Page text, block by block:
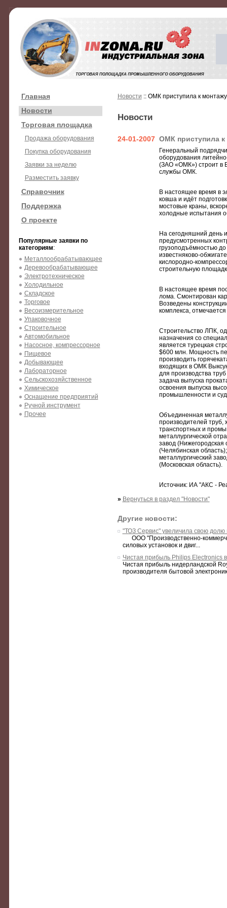
Главная
Новости
Торговая площадка
Продажа оборудования
Покупка оборудования
Заявки за неделю
Разместить заявку
Справочник
Поддержка
О проекте
Популярные заявки по
категориям:
Металлообрабатывающее
Деревообрабатывающее
Электротехническое
Холодильное
Складское
Торговое
Весоизмерительное
Упаковочное
Строительное
Автомобильное
Насосное, компрессорное
Пищевое
Добывающее
Лабораторное
Сельскохозяйственное
Химическое
Оснащение предприятий
Ручной инструмент
Прочее
Новости :: ОМК приступила к
Новости
24-01-2007 ОМК приступила
Генеральный
оборудования
(ЗАО «ОМК») строит в
службы ОМК.
В настоящее время в
ковша и идёт
мостовые краны,
холодные испытания
На сегодняшний день
предусмотренных
грузоподъёмностью
известняково-
кислородно-
строительную
В настоящее время
лома. Смонтирован
Возведены
комплекса,
Строительство ЛПК,
назначения со
является турецкая
$600 млн. Мощность
производить
входящих в ОМК
для производства
задача выпуска
освоения выпуска
промышленности и
Объединенная
производителей труб,
транспортных и
металлургической
завод (Нижегородская
(Челябинская
металлургический
(Московская область).
Источник: ИА "АКС -
» Вернуться в раздел "Новости"
Другие новости:
"ТОЗ Сервис" увеличила свою долю
ООО "Производственно-
силовых установок и двиг...
Чистая прибыль Philips Electronics
Чистая прибыль нидерландской
производителя бытовой